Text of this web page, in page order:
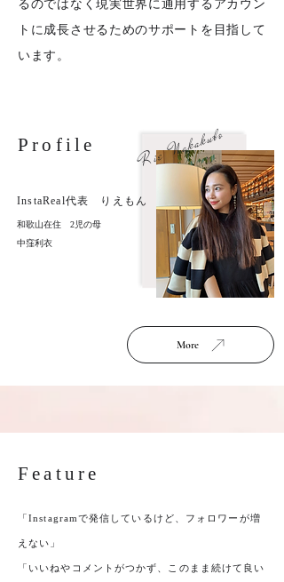
るのではなく現実世界に通用するアカウン
トに成長させるためのサポートを目指して
います。
InstaReal代表 りえもん
和歌山在住 2児の母
中窪利衣
Profile Rie Nakakubo
More
Feature
「Instagramで発信しているけど、フォロワーが増
えない」
「︎いいねやコメントがつかず、このまま続けて良い